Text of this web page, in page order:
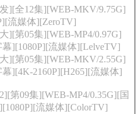
][全12集][WEB-MKV/9.75G]
流媒体][ZeroTV]
][第05集][WEB-MP4/0.97G]
][1080P][流媒体][LelveTV]
][第05集][WEB-MKV/2.55G]
][4K-2160P][H265][流媒体]
第09集][WEB-MP4/0.35G][国
流媒体][ColorTV]